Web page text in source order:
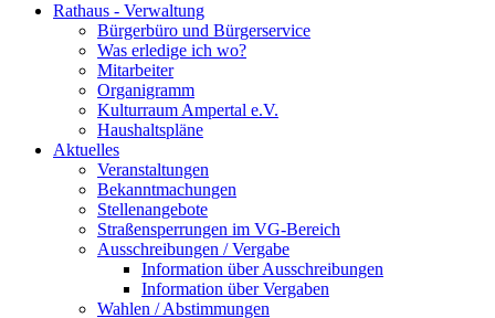
Rathaus - Verwaltung
Bürgerbüro und Bürgerservice
Was erledige ich wo?
Mitarbeiter
Organigramm
Kulturraum Ampertal e.V.
Haushaltspläne
Aktuelles
Veranstaltungen
Bekanntmachungen
Stellenangebote
Straßensperrungen im VG-Bereich
Ausschreibungen / Vergabe
Information über Ausschreibungen
Information über Vergaben
Wahlen / Abstimmungen